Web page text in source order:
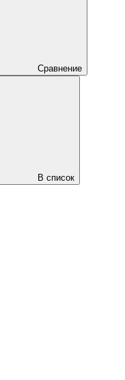
Сравнение
В список